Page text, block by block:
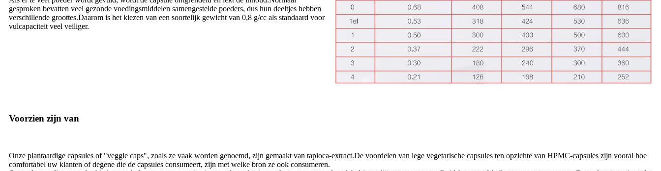
gesproken bevatten veel gezonde voedingsmiddelen samengestelde poeders, dus hun deeltjes hebben
verschillende groottes.Daarom is het kiezen van een soortelijk gewicht van 0,8 g/cc als standaard voor
vulcapaciteit veel veiliger.
Voorzien zijn van
Onze plantaardige capsules of "veggie caps", zoals ze vaak worden genoemd, zijn gemaakt van tapioca-extract.De voordelen van lege vegetarische capsules ten opzichte van HPMC-capsules zijn vooral hoe
comfortabel uw klanten of degene die de capsules consumeert, zijn met welke bron ze ook consumeren.